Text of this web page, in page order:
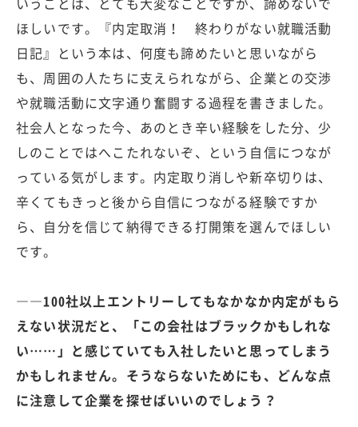
ほしいです。『内定取消！ 終わりがない就職活動
日記』という本は、何度も諦めたいと思いながら
も、周囲の人たちに支えられながら、企業との交渉
や就職活動に文字通り奮闘する過程を書きました。
社会人となった今、あのとき辛い経験をした分、少
しのことではへこたれないぞ、という自信につなが
っている気がします。内定取り消しや新卒切りは、
辛くてもきっと後から自信につながる経験ですか
ら、自分を信じて納得できる打開策を選んでほしい
です。
――100社以上エントリーしてもなかなか内定がもら
えない状況だと、「この会社はブラックかもしれな
い……」と感じていても入社したいと思ってしまう
かもしれません。そうならないためにも、どんな点
に注意して企業を探せばいいのでしょう？